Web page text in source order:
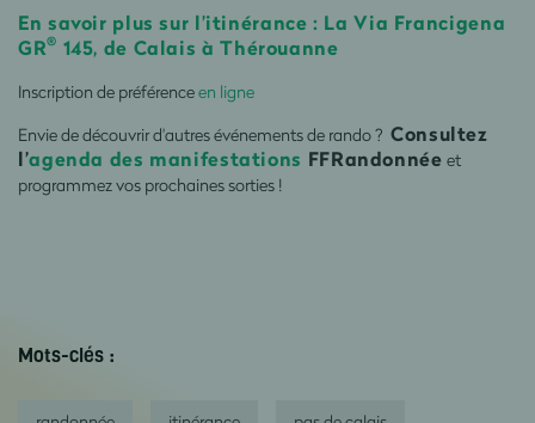
En savoir plus sur l’itinérance : La Via Francigena
GR® 145, de Calais à Thérouanne
Inscription de préférenceen ligne
Envie de découvrir d'autres événements de rando ? Consultez
l’agenda des manifestations FFRandonnée et
programmez vos prochaines sorties !
Mots-clés :